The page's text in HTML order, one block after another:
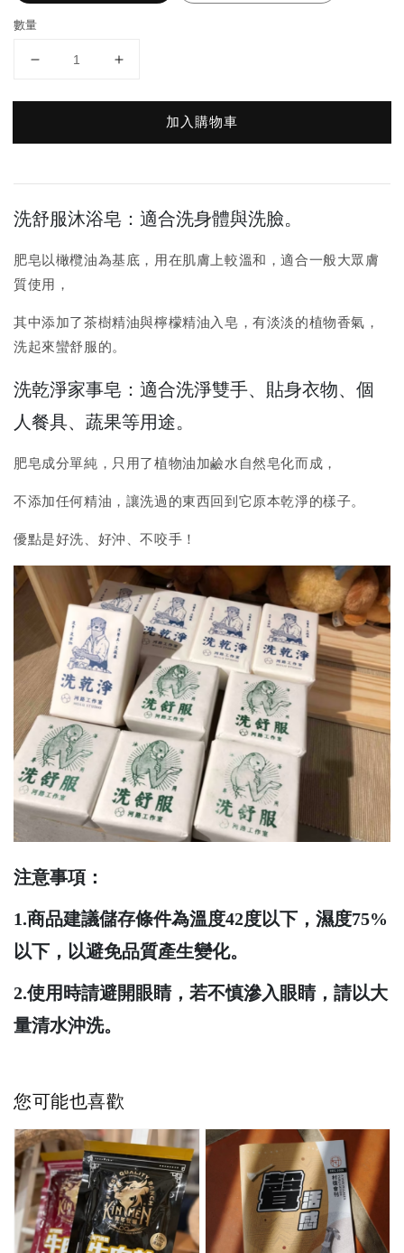
數量
加入購物車
洗舒服沐浴皂：適合洗身體與洗臉。
肥皂以橄欖油為基底，用在肌膚上較溫和，適合一般大眾膚
質使用，
其中添加了茶樹精油與檸檬精油入皂，有淡淡的植物香氣，
洗起來蠻舒服的。
洗乾淨家事皂：適合洗淨雙手、貼身衣物、個
人餐具、蔬果等用途。
肥皂成分單純，只用了植物油加鹼水自然皂化而成，
不添加任何精油，讓洗過的東西回到它原本乾淨的樣子。
優點是好洗、好沖、不咬手！
注意事項：
1.商品建議儲存條件為溫度42度以下，濕度75%
以下，以避免品質產生變化。
2.使用 時請避開眼睛，若不慎滲入眼睛，請以大
量清水沖洗。
您可能也喜歡